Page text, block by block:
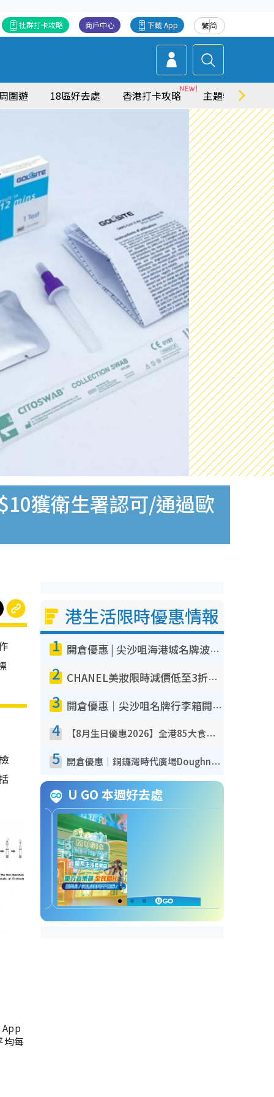
繁简
下載 App
商戶中心
社群打卡攻略
圍遊 18區好去處 香港打卡攻略 主題特集
獲衛生署認可/通過歐
均每
港生活限時優惠情報
1 開倉優惠 | 尖沙咀海港城名牌波鞋開倉低至1折！On鞋$899起／Joy&Peace鞋履$98起
2 CHANEL美妝限時減價低至3折！人氣粉底/唇膏/精華液低至$275！COCO香水都有平
3 開倉優惠｜尖沙咀名牌行李箱開倉低至4折！一連5日 American Tourister/ace./Hallmark $200起！
4 【8月生日優惠2026】全港85大食買玩著數攻略 自助餐/火鍋放題同行免費＋誠品/DONKI送現金券
5 開倉優惠｜銅鑼灣時代廣場Doughnut/Campo Marzio開倉低至1折！背囊、書包、手袋劈價$200起
U GO 本週好去處